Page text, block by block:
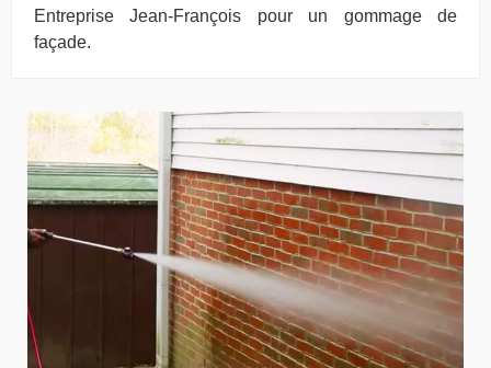
Entreprise Jean-François pour un gommage de
façade.